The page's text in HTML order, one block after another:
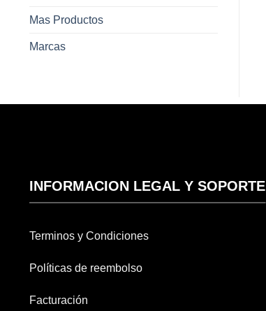
Mas Productos
Marcas
INFORMACION LEGAL Y SOPORTE
Terminos y Condiciones
Políticas de reembolso
Facturación